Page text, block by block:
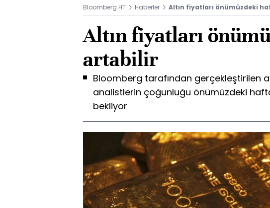
Bloomberg HT Haberler Altın fiyatları önümüzdeki
Altın fiyatları
artabilir
Bloomberg tarafından gerçekleştirilen
analistlerin çoğunluğu önümüzdeki
bekliyor